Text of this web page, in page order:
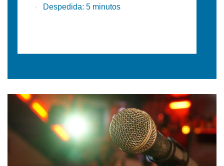
Despedida: 5 minutos